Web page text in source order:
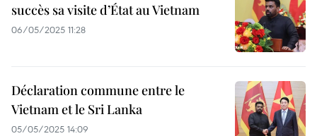
succès sa visite d’État au Vietnam
06/05/2025 11:28
Déclaration commune entre le
Vietnam et le Sri Lanka
05/05/2025 14:09